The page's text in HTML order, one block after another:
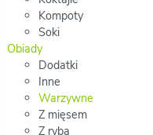
Kompoty
Soki
Obiady
Dodatki
Inne
Warzywne
Z mięsem
Z rybą